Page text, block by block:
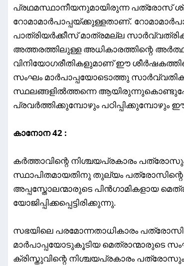
പ്രഥമസ്ഥാനീയനുമായിരുന്ന പത്രോസ്
റോമാമാർപാപ്പയ്ക്കുള്ളതാണ്.
പാത്രിയർക്കീസ് മാത്രമല്ല
അത്തരത്തിലുള്ള അധികാരത്തിന്റെ
വിനിയോഗരീതികളുമാണ് ഈ
സംഘം മാർപാപ്പയോടൊത്തു
സ്ഥലങ്ങളിൽത്തന്നെ
പ്രവർത്തിക്കുമ്പോഴും പഠിപ്പിക്കുമ്പോഴും
കാനോന 42 :
കർത്താവിന്റെ നിശ്ചയപ്രകാരം
സ്ഥാപിതമായതിനു തുല്യം പത്രോസിന്റെ
അപ്പസ്തോലന്മാരുടെ പിൻഗാമികളായ
യോജിപ്പിക്കപ്പെട്ടിരിക്കുന്നു.
സഭയിലെ പരമോന്നതാധികാരം
മാർപാപ്പയോടുകൂടിയ മെത്രാന്മാരുടെ
ക്രിസ്തുവിന്റെ നിശ്ചയപ്രകാരം പത്രോസും